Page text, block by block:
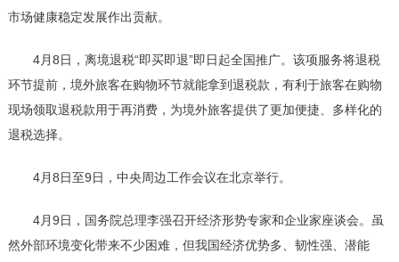
市场健康稳定发展作出贡献。
4月8日，离境退税“即买即退”即日起全国推广。该项服务将退税
环节提前，境外旅客在购物环节就能拿到退税款，有利于旅客在购物
现场领取退税款用于再消费，为境外旅客提供了更加便捷、多样化的
退税选择。
4月8日至9日，中央周边工作会议在北京举行。
4月9日，国务院总理李强召开经济形势专家和企业家座谈会。虽
然外部环境变化带来不少困难，但我国经济优势多、韧性强、潜能